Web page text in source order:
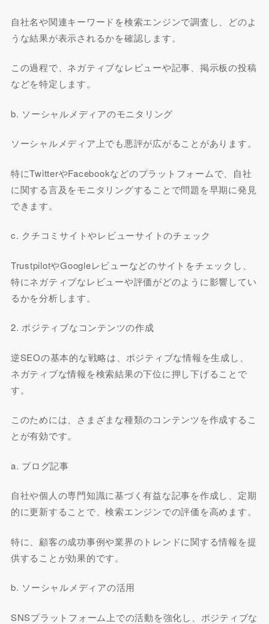
自社名や関連キーワードを検索エンジンで調査し、どのよ
うな結果が表示されるかを確認します。
この過程で、ネガティブなレビューや記事、掲示板の投稿
などを特定します。
b. ソーシャルメディアのモニタリング
ソーシャルメディア上でも悪評が広がることがあります。
特にTwitterやFacebookなどのプラットフォームで、自社
に関する言及をモニタリングすることで問題を早期に発見
できます。
c. クチコミサイトやレビューサイトのチェック
TrustpilotやGoogleレビューなどのサイトをチェックし、
特にネガティブなレビューや評価がどのように影響してい
るかを分析します。
2. ポジティブなコンテンツの作成
逆SEOの基本的な戦略は、ポジティブな情報を生成し、
ネガティブな情報を検索結果の下位に押し下げることで
す。
このためには、さまざまな種類のコンテンツを作成するこ
とが有効です。
a. ブログ記事
自社や個人の専門知識に基づく有益な記事を作成し、定期
的に更新することで、検索エンジンでの評価を高めます。
特に、顧客の成功事例や業界のトレンドに関する情報を提
供することが効果的です。
b. ソーシャルメディアの活用
SNSプラットフォーム上での活動を強化し、ポジティブな